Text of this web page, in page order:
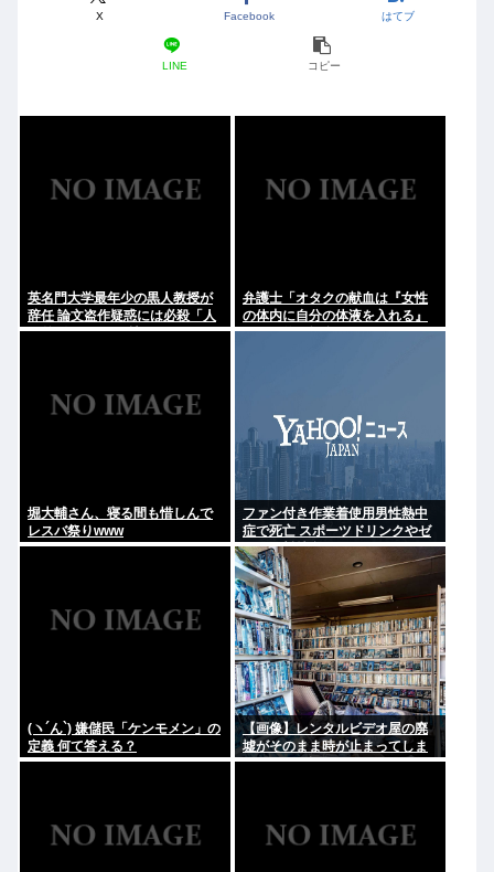
X Facebook はてブ
LINE コピー
英名門大学最年少の黒人教授が
辞任 論文盗作疑惑には必殺「人
種差別ガー」で反撃
弁護士「オタクの献血は『女性
の体内に自分の体液を入れる』
のが目的。場合によっては不同
堀大輔さん、寝る間も惜しんで
レスバ祭りwww
ファン付き作業着使用男性熱中
症で死亡 スポーツドリンクやゼ
リー飲料持参も
(ヽ´ん`) 嫌儲民「ケンモメン」の
定義 何て答える？
【画像】レンタルビデオ屋の廃
墟がそのまま時が止まってしま
っていると話題に